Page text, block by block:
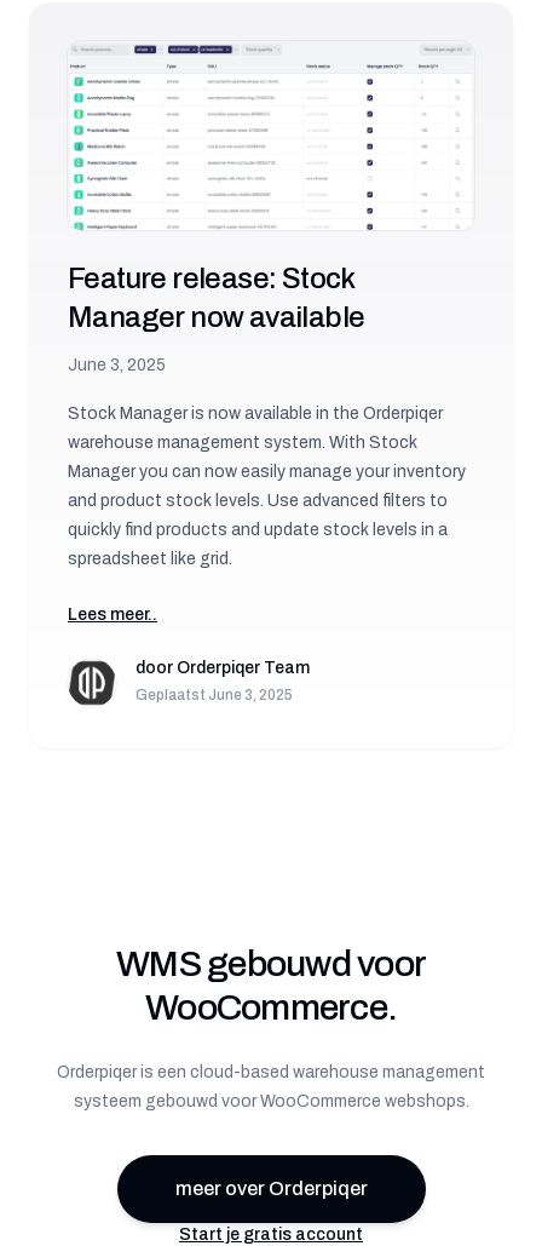
Feature release: Stock
Manager now available
June 3, 2025
Stock Manager is now available in the Orderpiqer
warehouse management system. With Stock
Manager you can now easily manage your inventory
and product stock levels. Use advanced filters to
quickly find products and update stock levels in a
spreadsheet like grid.
Lees meer..
door Orderpiqer Team
Geplaatst June 3, 2025
WMS gebouwd voor
WooCommerce.
Orderpiqer is een cloud-based warehouse management
systeem gebouwd voor WooCommerce webshops.
meer over Orderpiqer
Start je gratis account